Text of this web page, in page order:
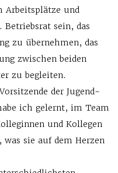
Arbeitsplätze und
sein, das
zu übernehmen, das
zwischen beiden
zu begleiten.
der Jugend-
ich gelernt, im Team
und Kollegen
sie auf dem Herzen